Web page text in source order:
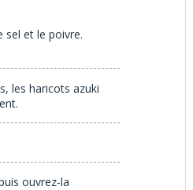
sel et le poivre.
les haricots azuki
ouvrez-la